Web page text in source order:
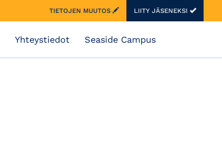
TIETOJEN MUUTOS LIITY JÄSENEKSI
Yhteystiedot Seaside Campus